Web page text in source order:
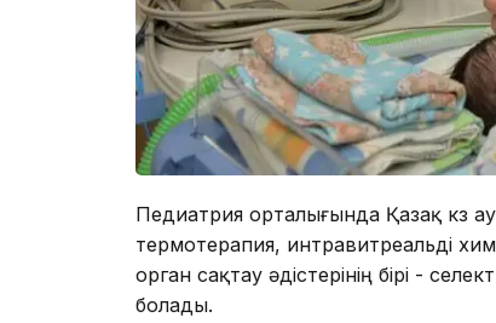
Педиатрия орталығында Қазақ көз
термотерапия, интравитреальді
орган сақтау әдістерінің бірі -
болады.